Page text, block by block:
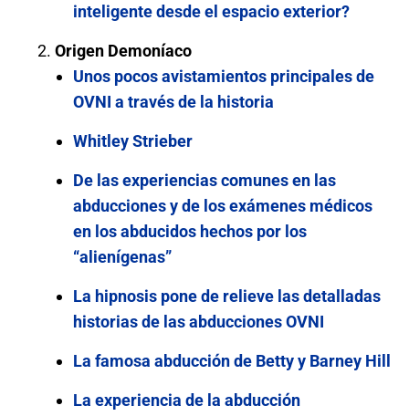
inteligente desde el espacio exterior?
Origen Demoníaco
Unos pocos avistamientos principales de
OVNI a través de la historia
Whitley Strieber
De las experiencias comunes en las
abducciones y de los exámenes médicos
en los abducidos hechos por los
“alienígenas”
La hipnosis pone de relieve las detalladas
historias de las abducciones OVNI
La famosa abducción de Betty y Barney Hill
La experiencia de la abducción